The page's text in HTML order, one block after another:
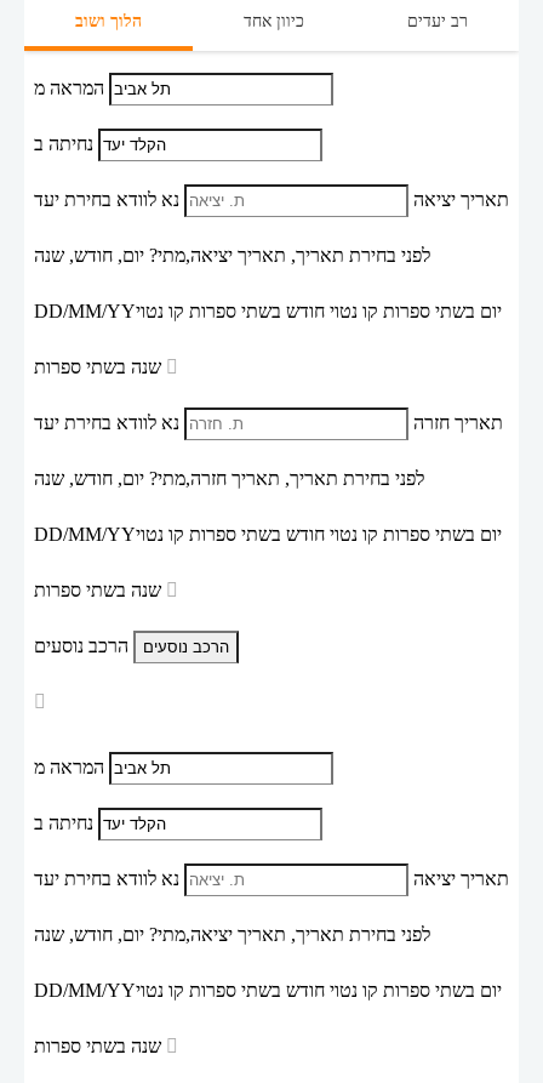
הלוך ושוב כיוון אחד רב יעדים
המראה מ
נחיתה ב
תאריך יציאה נא לוודא בחירת יעד
לפני בחירת תאריך, תאריך יציאה,מתי? יום, חודש, שנה
DD/MM/YYיום בשתי ספרות קו נטוי חודש בשתי ספרות קו נטוי
תאריך חזרה נא לוודא בחירת יעד
לפני בחירת תאריך, תאריך חזרה,מתי? יום, חודש, שנה
DD/MM/YYיום בשתי ספרות קו נטוי חודש בשתי ספרות קו נטוי
הרכב נוסעים
המראה מ
נחיתה ב
תאריך יציאה נא לוודא בחירת יעד
לפני בחירת תאריך, תאריך יציאה,מתי? יום, חודש, שנה
DD/MM/YYיום בשתי ספרות קו נטוי חודש בשתי ספרות קו נטוי